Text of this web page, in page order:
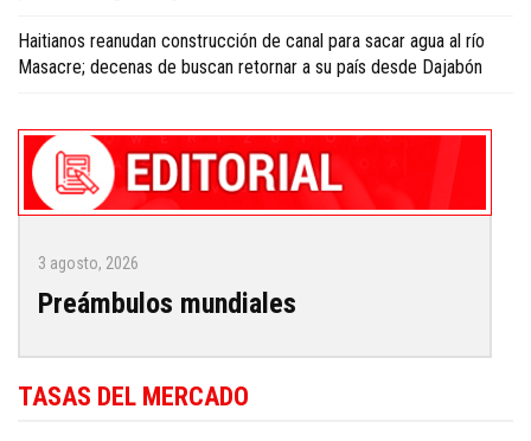
Haitianos reanudan construcción de canal para sacar agua al río
Masacre; decenas de buscan retornar a su país desde Dajabón
3 agosto, 2026
Preámbulos mundiales
TASAS DEL MERCADO